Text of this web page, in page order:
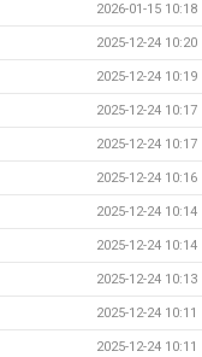
2026-01-15 10:18
2025-12-24 10:20
2025-12-24 10:19
2025-12-24 10:17
2025-12-24 10:17
2025-12-24 10:16
2025-12-24 10:14
2025-12-24 10:14
2025-12-24 10:13
2025-12-24 10:11
2025-12-24 10:11